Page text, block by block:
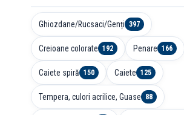
Ghiozdane/Rucsaci/Genți 397
Creioane colorate 192 Penare 166
Caiete spiră 150 Caiete 125
Tempera, culori acrilice, Guase 88